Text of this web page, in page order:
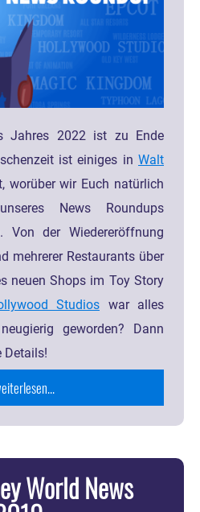
Jahres 2022 ist zu Ende
ist einiges in Walt
worüber wir Euch natürlich
News Roundups
Von der Wiedereröffnung
mehrerer Restaurants über
neuen Shops im Toy Story
Studios war alles
geworden? Dann
Details!
World News